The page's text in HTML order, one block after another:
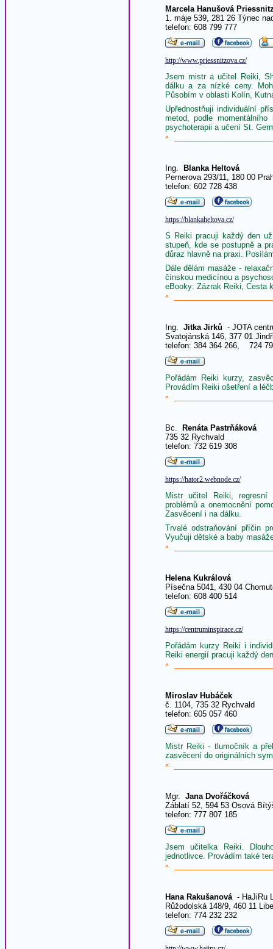
Marcela Hanušová
1. máje 539, 281 26 Týnec
telefon: 608 799 777
http://www.priessnitzova.cz/
Jsem mistr a učitel Reiki,
dálku a za nízké ceny.
Působím v oblasti Kolín,
Upřednostňuji individuální
metod, podle
psychoterapii a učení St.
^
Ing.
Blanka Heltová
Pernerova 293/11, 180 00
telefon: 602 728 438
https://blankaheltova.cz/
S Reiki pracuji každý den
stupeň, kde se postupně a
důraz hlavně na praxi.
Dále dělám masáže -
čínskou medicínou a
eBooky: Zázrak Reiki, Cesta
^
Ing. Jitka Jirků - JOTA
Svatojánská 146, 377 01
telefon: 384 364 266, 724
Pořádám Reiki kurzy,
Provádím Reiki ošetření a
^
Bc.
Renáta Pastrňáková
735 32 Rychvald
telefon: 732 619 308
https://hator2.webnode.cz/
Mistr učitel Reiki, regresní
problémů a onemocnění
Zasvěcení i na dálku.
Trvalé odstraňování příčin
Vyučuji dětské a baby
^
Helena Kukrálová
Písečna 5041, 430 04
telefon: 608 400 514
https://centruminspirace.cz/
Pořádám kurzy Reiki i
Reiki energií pracuji každý
^
Miroslav Hubáček
č. 1104, 735 32 Rychvald
telefon: 605 057 460
Mistr Reiki - tlumočník a
zasvěcení do originálních
^
Mgr. Jana Dvořáčková
Záblatí 52, 594 53 Osová
telefon: 777 807 185
Jsem učitelka Reiki.
jednotlivce. Provádím také
^
Hana Rakušanová- HaJiRu
Růžodolská 148/9, 460 11
telefon: 774 232 232